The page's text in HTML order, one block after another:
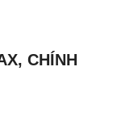
CHÍNH